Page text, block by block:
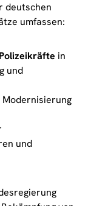
deutschen
umfassen:
in
und
Modernisierung
und